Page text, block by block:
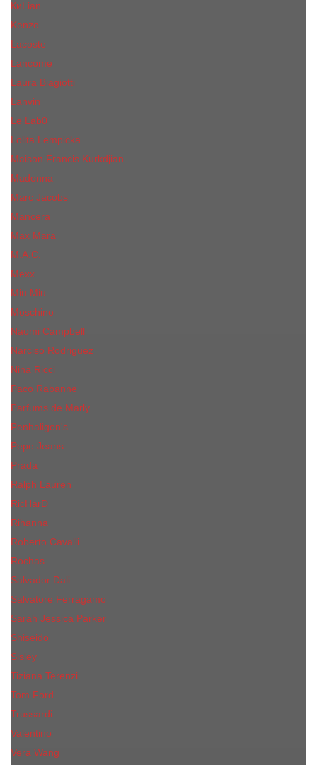
КиLian
Kenzo
Lacoste
Lancome
Laura Biagiotti
Lanvin
Lе Lab0
Lolita Lempicka
Maison Francis Kurkdjian
Madonna
Marc Jacobs
Mancera
Max Mara
M.А.C.
Mexx
Miu Miu
Mоsсhino
Naomi Campbell
Narciso Rodriguez
Nina Ricci
Paco Rabanne
Parfums de Marly
Penhaligon's
Pepe Jeans
Prada
Ralph Lauren
RicHarD
Rihanna
Roberto Cavalli
Rochas
Salvador Dali
Salvatore Ferragamo
Sarah Jessica Parker
Shiseido
Sisley
Tiziana Terenzi
Tom Ford
Trussardi
Valentino
Vera Wang